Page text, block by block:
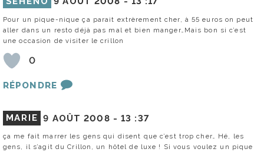
Pour un pique-nique ça parait extrèrement cher, à 55 euros on peut
aller dans un resto déjà pas mal et bien manger…Mais bon si c’est
une occasion de visiter le crillon
0
RÉPONDRE
MARIE 9 AOÛT 2008 -13 :37
ça me fait marrer les gens qui disent que c’est trop cher… Hé, les
gens, il s’agit du Crillon, un hôtel de luxe ! Si vous voulez un pique